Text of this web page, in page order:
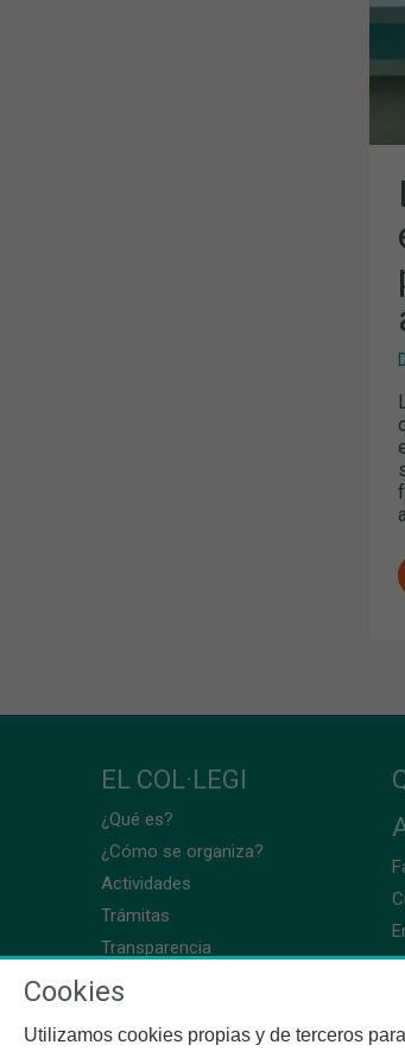
EL COL·LEGI
¿Qué es?
¿Cómo se organiza?
Actividades
Trámitas
Transparencia
Cookies
Utilizamos cookies propias y de terceros